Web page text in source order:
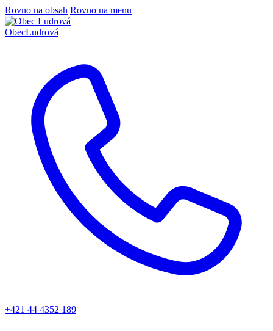
Rovno na obsah Rovno na menu
ObecLudrová
+421 44 4352 189